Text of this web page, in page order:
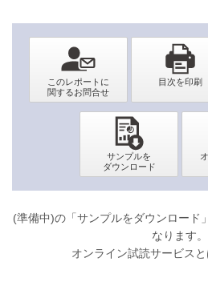
(準備中)の「サンプルをダウンロード
なります。
オンライン試読サービス